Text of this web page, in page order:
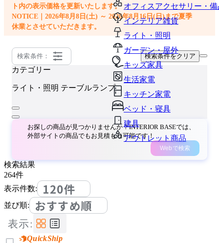
オフィスアクセサリー・備
インテリア雑貨
ライト・照明
ガーデン・屋外
キッズ家具
生活家電
キッチン家電
ベッド・寝具
建具
アウトレット商品
ト内の表示価格を更新いたします。
NOTICE｜2026年8月8日(土) ～ 2026年8月16日(日)まで夏季
休業とさせていただきます。
検索条件： 検索条件をクリア
カテゴリー
ライト・照明 テーブルランプ
お探しの商品が見つかりませんか？INTERIOR BASEでは、
外部サイトの商品でもお見積もり可能です！
Webで検索
検索結果
264件
表示件数:
120件
並び順: おすすめ順
表示:
QuickShip